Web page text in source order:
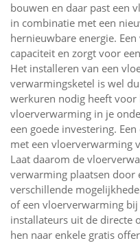
bouwen en daar past een
in combinatie met een
hernieuwbare energie.
capaciteit en zorgt voor
Het installeren van een
verwarmingsketel is wel
werkuren nodig heeft voor
vloerverwarming in je
een goede investering.
met een vloerverwarming
Laat daarom de
verwarming plaatsen door
verschillende
of een vloerverwarming
installateurs uit de directe
hen naar enkele gratis